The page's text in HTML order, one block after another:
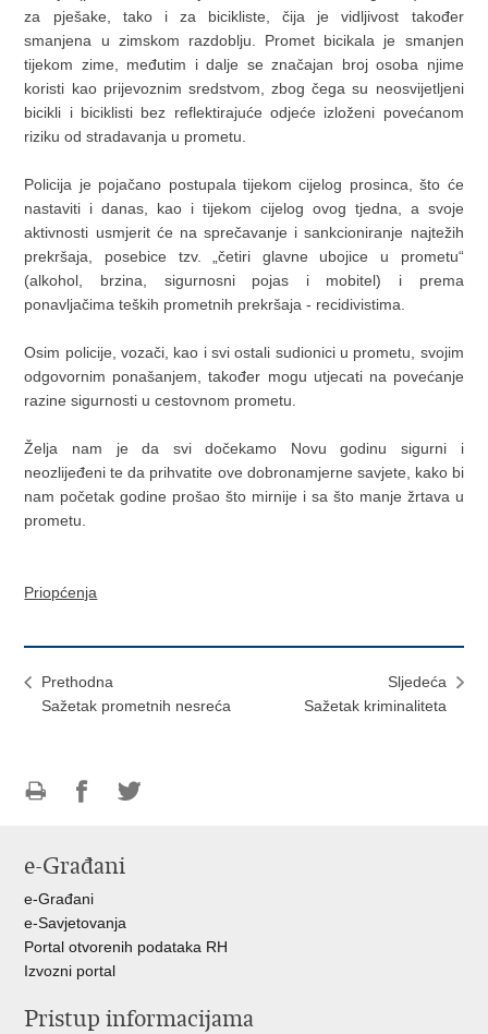
za pješake, tako i za bicikliste, čija je vidljivost također
smanjena u zimskom razdoblju. Promet bicikala je smanjen
tijekom zime, međutim i dalje se značajan broj osoba njime
koristi kao prijevoznim sredstvom, zbog čega su neosvijetljeni
bicikli i biciklisti bez reflektirajuće odjeće izloženi povećanom
riziku od stradavanja u prometu.
Policija je pojačano postupala tijekom cijelog prosinca, što će
nastaviti i danas, kao i tijekom cijelog ovog tjedna, a svoje
aktivnosti usmjerit će na sprečavanje i sankcioniranje najtežih
prekršaja, posebice tzv. „četiri glavne ubojice u prometu“
(alkohol, brzina, sigurnosni pojas i mobitel) i prema
ponavljačima teških prometnih prekršaja - recidivistima.
Osim policije, vozači, kao i svi ostali sudionici u prometu, svojim
odgovornim ponašanjem, također mogu utjecati na povećanje
razine sigurnosti u cestovnom prometu.
Želja nam je da svi dočekamo Novu godinu sigurni i
neozlijeđeni te da prihvatite ove dobronamjerne savjete, kako bi
nam početak godine prošao što mirnije i sa što manje žrtava u
prometu.
Priopćenja
Prethodna
Sažetak prometnih nesreća
Sljedeća
Sažetak kriminaliteta
FacebookuTwitteru
e-Građani
e-Građani
e-Savjetovanja
Portal otvorenih podataka RH
Izvozni portal
Pristup informacijama